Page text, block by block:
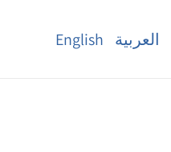
العربية English